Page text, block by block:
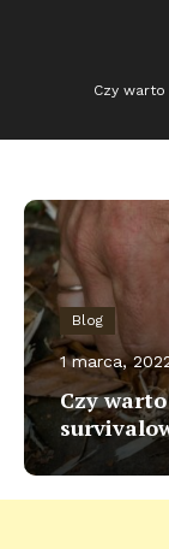
Czy
Blog
1 marca,
Czy